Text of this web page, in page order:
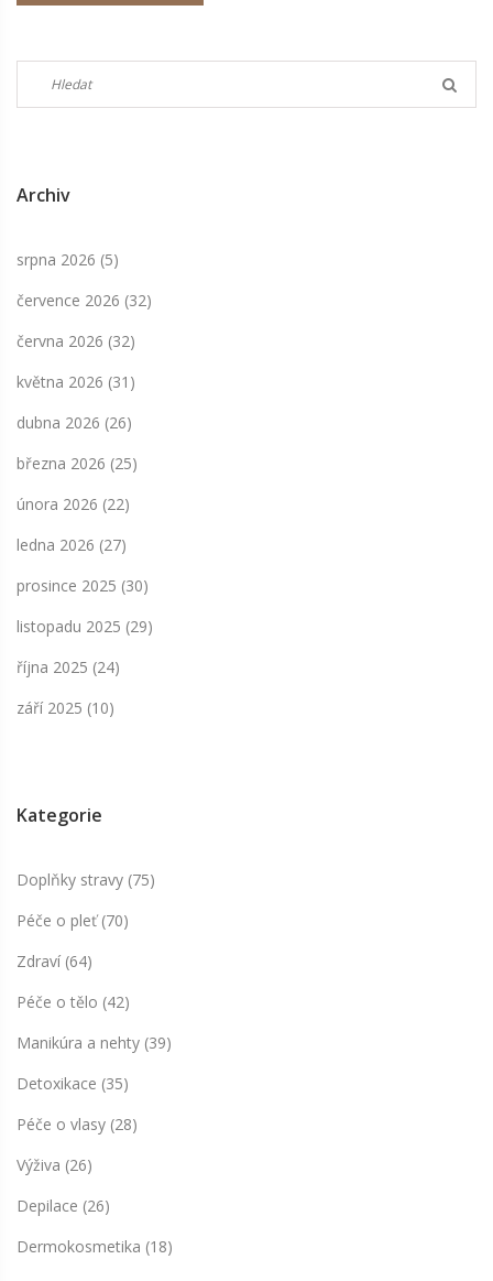
Archiv
srpna 2026 (5)
července 2026 (32)
června 2026 (32)
května 2026 (31)
dubna 2026 (26)
března 2026 (25)
února 2026 (22)
ledna 2026 (27)
prosince 2025 (30)
listopadu 2025 (29)
října 2025 (24)
září 2025 (10)
Kategorie
Doplňky stravy (75)
Péče o pleť(70)
Zdraví (64)
Péče o tělo (42)
Manikúra a nehty (39)
Detoxikace (35)
Péče o vlasy (28)
Výživa (26)
Depilace (26)
Dermokosmetika (18)